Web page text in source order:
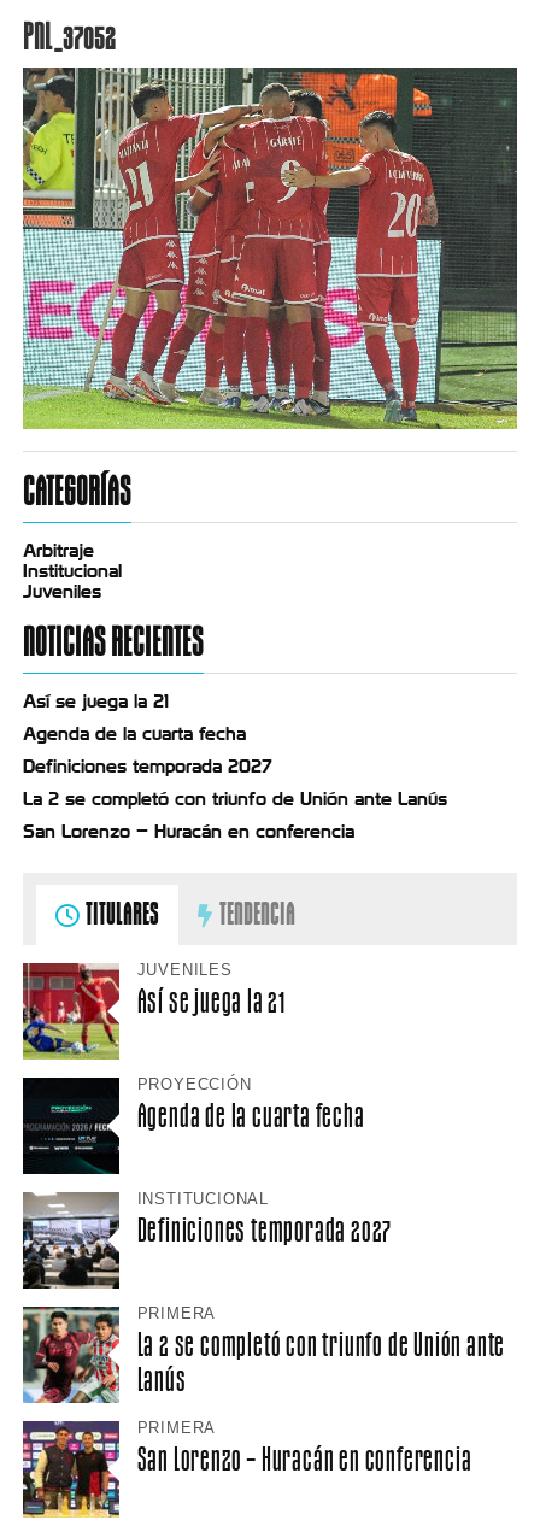
PNL_37052
CATEGORÍAS
Arbitraje
Institucional
Juveniles
NOTICIAS RECIENTES
Así se juega la 21
Agenda de la cuarta fecha
Definiciones temporada 2027
La 2 se completó con triunfo de Unión ante Lanús
San Lorenzo – Huracán en conferencia
TITULARES TENDENCIA
JUVENILES
Así se juega la 21
PROYECCIÓN
Agenda de la cuarta fecha
INSTITUCIONAL
Definiciones temporada 2027
PRIMERA
La 2 se completó con triunfo de Unión ante
Lanús
PRIMERA
San Lorenzo – Huracán en conferencia